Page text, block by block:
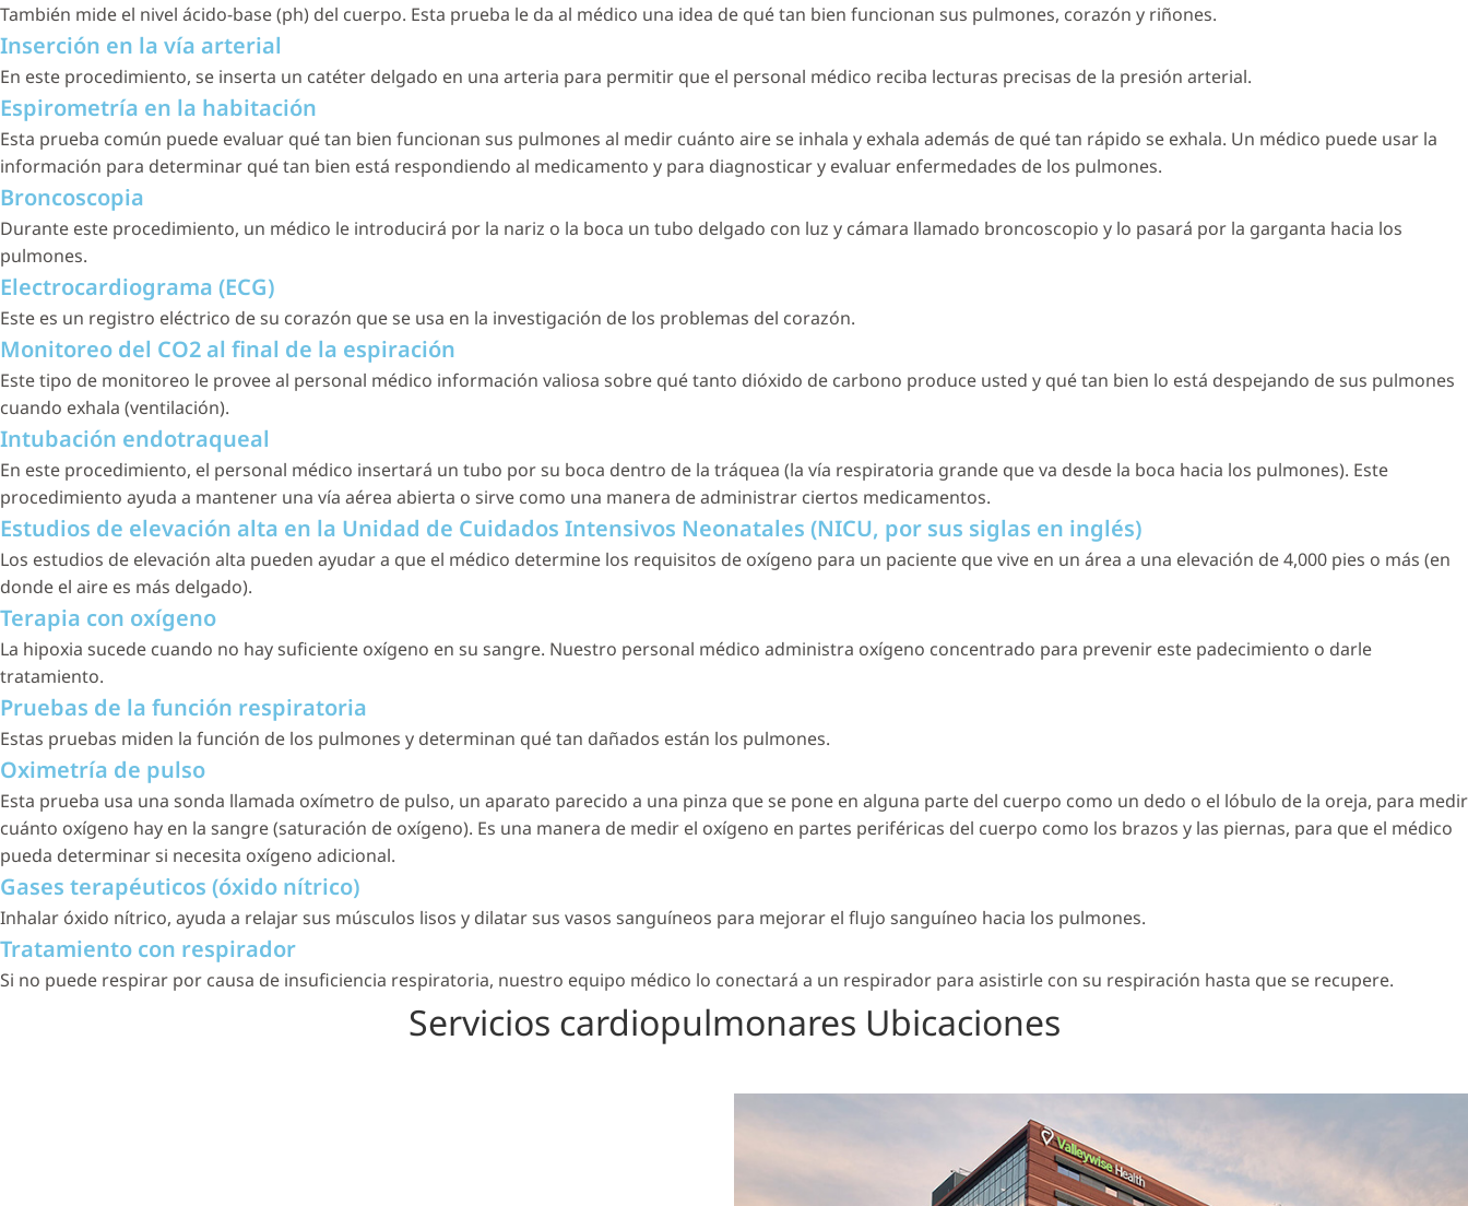
También mide el nivel ácido-base (ph) del cuerpo. Esta prueba le da al médico una idea de qué tan bien funcionan sus pulmones, corazón y riñones.
Inserción en la vía arterial
En este procedimiento, se inserta un catéter delgado en una arteria para permitir que el personal médico reciba lecturas precisas de la presión arterial.
Espirometría en la habitación
Esta prueba común puede evaluar qué tan bien funcionan sus pulmones al medir cuánto aire se inhala y exhala además de qué tan rápido se exhala. Un médico puede usar la
información para determinar qué tan bien está respondiendo al medicamento y para diagnosticar y evaluar enfermedades de los pulmones.
Broncoscopia
Durante este procedimiento, un médico le introducirá por la nariz o la boca un tubo delgado con luz y cámara llamado broncoscopio y lo pasará por la garganta hacia los
pulmones.
Electrocardiograma (ECG)
Este es un registro eléctrico de su corazón que se usa en la investigación de los problemas del corazón.
Monitoreo del CO2 al final de la espiración
Este tipo de monitoreo le provee al personal médico información valiosa sobre qué tanto dióxido de carbono produce usted y qué tan bien lo está despejando de sus pulmones
cuando exhala (ventilación).
Intubación endotraqueal
En este procedimiento, el personal médico insertará un tubo por su boca dentro de la tráquea (la vía respiratoria grande que va desde la boca hacia los pulmones). Este
procedimiento ayuda a mantener una vía aérea abierta o sirve como una manera de administrar ciertos medicamentos.
Estudios de elevación alta en la Unidad de Cuidados Intensivos Neonatales (NICU, por sus siglas en inglés)
Los estudios de elevación alta pueden ayudar a que el médico determine los requisitos de oxígeno para un paciente que vive en un área a una elevación de 4,000 pies o más (en
donde el aire es más delgado).
Terapia con oxígeno
La hipoxia sucede cuando no hay suficiente oxígeno en su sangre. Nuestro personal médico administra oxígeno concentrado para prevenir este padecimiento o darle
tratamiento.
Pruebas de la función respiratoria
Estas pruebas miden la función de los pulmones y determinan qué tan dañados están los pulmones.
Oximetría de pulso
Esta prueba usa una sonda llamada oxímetro de pulso, un aparato parecido a una pinza que se pone en alguna parte del cuerpo como un dedo o el lóbulo de la oreja, para medir
cuánto oxígeno hay en la sangre (saturación de oxígeno). Es una manera de medir el oxígeno en partes periféricas del cuerpo como los brazos y las piernas, para que el médico
pueda determinar si necesita oxígeno adicional.
Gases terapéuticos (óxido nítrico)
Inhalar óxido nítrico, ayuda a relajar sus músculos lisos y dilatar sus vasos sanguíneos para mejorar el flujo sanguíneo hacia los pulmones.
Tratamiento con respirador
Si no puede respirar por causa de insuficiencia respiratoria, nuestro equipo médico lo conectará a un respirador para asistirle con su respiración hasta que se recupere.
Servicios cardiopulmonares Ubicaciones